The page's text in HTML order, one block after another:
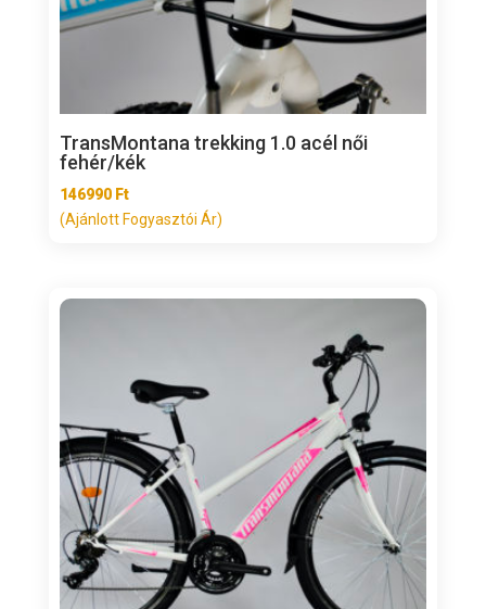
TransMontana trekking 1.0 acél női
fehér/kék
146990 Ft
(Ajánlott Fogyasztói Ár)